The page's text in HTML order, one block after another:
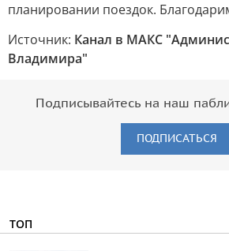
планировании поездок.
Источник: Канал в МАКС
Владимира"
Подписывайтесь на наш
ПОДПИСАТЬСЯ
ТОП